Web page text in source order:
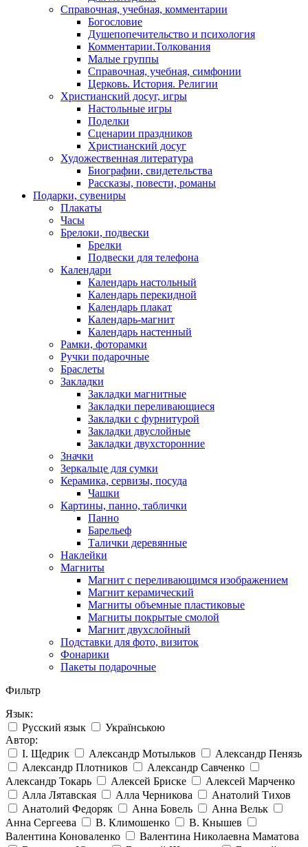
Справочная, учебная, комментарии
Богословие
Душепопечительство и психология
Комментарии.Толкования
Малые группы
Справочная, учебная, симфонии
Церковь. История. Религии
Христианский досуг, игры
Настольные игры
Поделки
Сценарии праздников
Христианский досуг
Художественная литература
Биографии, свидетельства
Рассказы, повести, романы
Подарки, сувениры
Плакаты
Часы
Брелоки, подвески
Брелки
Подвески для телефона
Календари
Календарь настольный
Календарь перекидной
Календарь плакат
Календарь-магнит
Календарь настенный
Рамки, фоторамки
Ручки подарочные
Браслеты
Закладки
Закладки магнитные
Закладки переливающиеся
Закладки с фурнитурой
Закладки двуслойные
Закладки двухсторонние
Значки
Зеркальце для сумки
Керамика, сервизы, посуда
Чашки
Картины, панно, таблички
Панно
Барельеф
Талички деревянные
Наклейки
Магниты
Магнит с переливающимся изображением
Магнит керамический
Магниты объемные пластиковые
Магниты покрытые смолой
Магнит двухслойный
Подставки для фото, визиток
Фонарики
Пакеты подарочные
Фильтр
Язык:
Русский язык
Українською
Автор:
І. Щедрик
Александр Мотыльков
Александр Пенязь
Александр Плотников
Александр Савченко
Александр Токарь
Алексей Бриске
Алексей Марченко
Алла Лятавская
Алла Черникова
Анатолий Тихов
Анатолий Федоряк
Анна Бовель
Анна Вельк
Анна Сергеева
В. Климошенко
В. Кнышев
Валентина Коноваленко
Валентина Николаевна Маматова